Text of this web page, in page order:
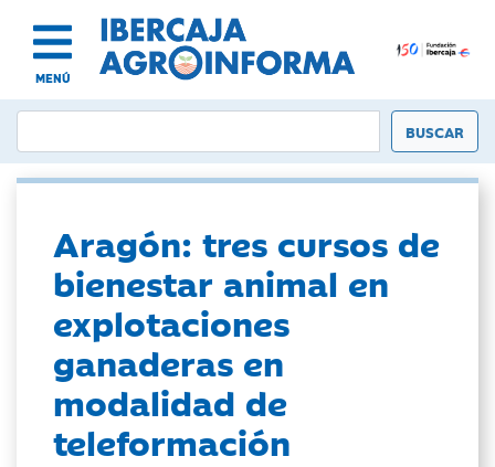
MENÚ
Aragón: tres cursos de
bienestar animal en
explotaciones
ganaderas en
modalidad de
teleformación